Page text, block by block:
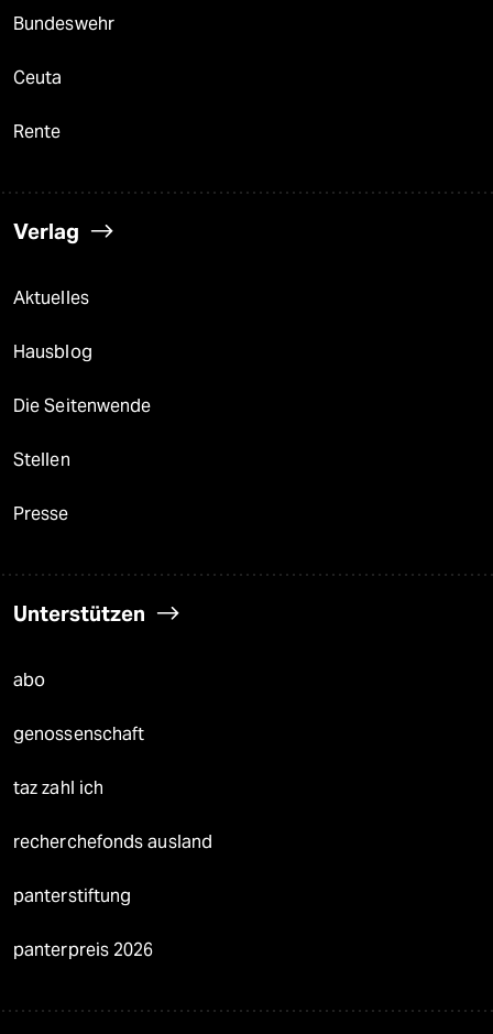
Bundeswehr
Ceuta
Rente
Verlag
Aktuelles
Hausblog
Die Seitenwende
Stellen
Presse
Unterstützen
abo
genossenschaft
taz zahl ich
recherchefonds ausland
panterstiftung
panterpreis 2026